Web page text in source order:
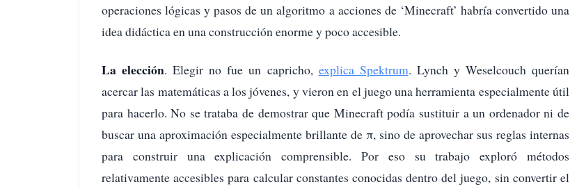
operaciones lógicas y pasos de un algoritmo a acciones de ‘Minecraft’ habría convertido una
idea didáctica en una construcción enorme y poco accesible.
La elección. Elegir no fue un capricho, explica Spektrum. Lynch y Weselcouch querían
acercar las matemáticas a los jóvenes, y vieron en el juego una herramienta especialmente útil
para hacerlo. No se trataba de demostrar que Minecraft podía sustituir a un ordenador ni de
buscar una aproximación especialmente brillante de π, sino de aprovechar sus reglas internas
para construir una explicación comprensible. Por eso su trabajo exploró métodos
relativamente accesibles para calcular constantes conocidas dentro del juego, sin convertir el